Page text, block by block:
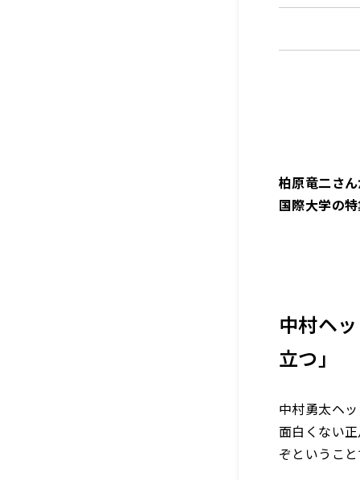
柏原竜二さ
国際大学の
中村ヘ
立つ」
中村勇太ヘ
面白くない
ぞというこ